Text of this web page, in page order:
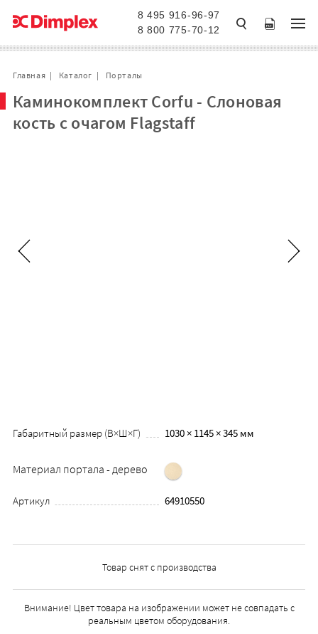
8 495 916-96-97
8 800 775-70-12
Главная Каталог Порталы
Каминокомплект Corfu - Слоновая
кость с очагом Flagstaff
Габаритный размер (В×Ш×Г) 1030 × 1145 × 345 мм
Материал портала - дерево
Артикул 64910550
Товар снят с производства
Внимание! Цвет товара на изображении может не совпадать с
реальным цветом оборудования.